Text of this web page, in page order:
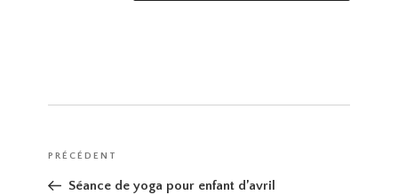
Navigation
de
Article
précédent
PRÉCÉDENT
Séance de yoga pour enfant d’avril